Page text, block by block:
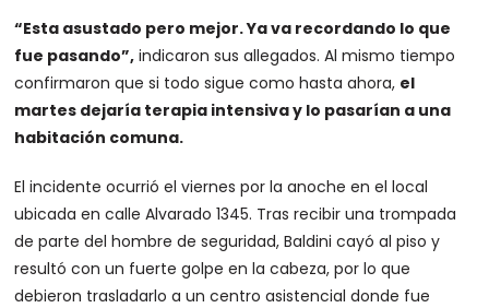
“Esta asustado pero mejor. Ya va recordando lo que
fue pasando”, indicaron sus allegados. Al mismo tiempo
confirmaron que si todo sigue como hasta ahora, el
martes dejaría terapia intensiva y lo pasarían a una
habitación comuna.
El incidente ocurrió el viernes por la anoche en el local
ubicada en calle Alvarado 1345. Tras recibir una trompada
de parte del hombre de seguridad, Baldini cayó al piso y
resultó con un fuerte golpe en la cabeza, por lo que
debieron trasladarlo a un centro asistencial donde fue